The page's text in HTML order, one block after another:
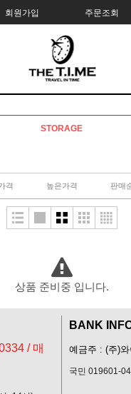
회원가입 주문조회
STORAGE
격 높은가격 판매
상품 준비중 입니다.
/ 매
BANK
예금주 : (주)
국민 019601-